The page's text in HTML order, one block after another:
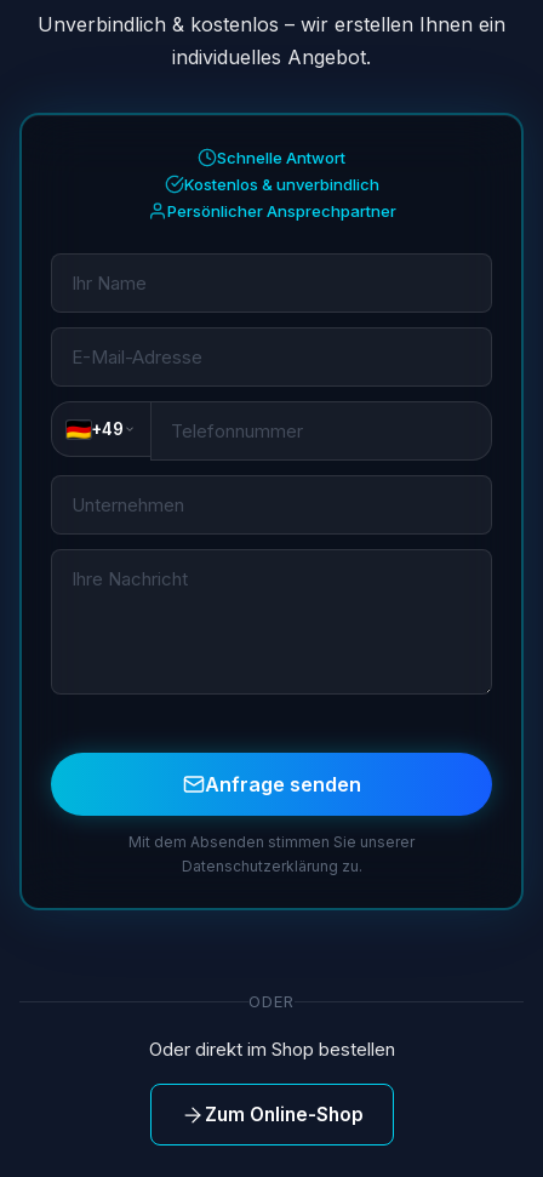
Unverbindlich & kostenlos – wir erstellen Ihnen ein
individuelles Angebot.
Schnelle Antwort
Kostenlos & unverbindlich
Persönlicher Ansprechpartner
+49
Anfrage senden
Mit dem Absenden stimmen Sie unserer
Datenschutzerklärung zu.
ODER
Oder direkt im Shop bestellen
Zum Online-Shop